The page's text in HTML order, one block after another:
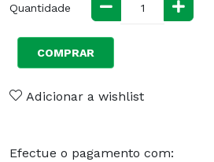
Quantidade
COMPRAR
Adicionar a wishlist
Efectue o pagamento com: